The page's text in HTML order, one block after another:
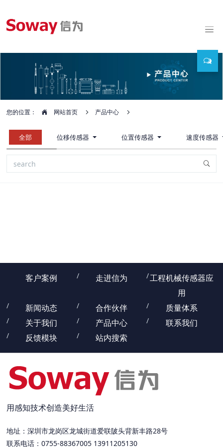
您的位置： 网站首页 产品中心
全部 位移传感器 位置传感器 速度传感器
客户案例 走进信为
工程机械传感器应
用
新闻动态
合作伙伴
质量体系
关于我们
产品中心
联系我们
反馈模块
站内搜索
用感知技术创造美好生活
地址：深圳市龙岗区龙城街道爱联陂头背新丰路28号
联系电话：0755-88367005 13911205130